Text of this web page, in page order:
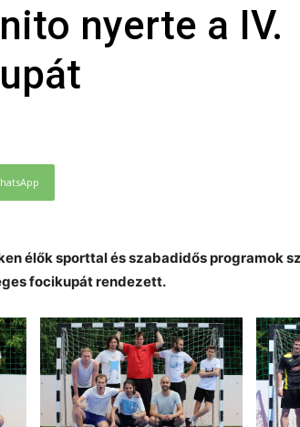
nyerte a IV.
élők sporttal és szabadidős programok
focikupát rendezett.